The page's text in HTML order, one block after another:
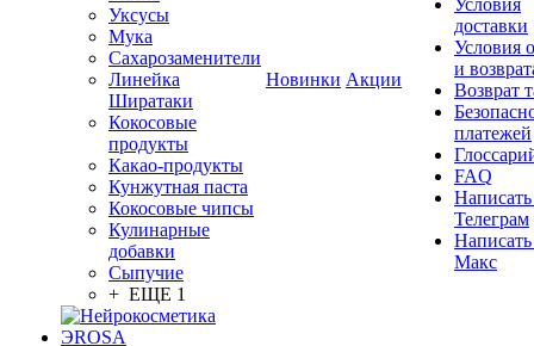
Уксусы
Мука
Сахарозаменители
Линейка
Ширатаки
Кокосовые
продукты
Какао-продукты
Кунжутная паста
Кокосовые чипсы
Кулинарные
добавки
Сыпучие
+ ЕЩЕ 1
Новинки Акции
Условия
доставки
Условия
и
Возврат
платежей
FAQ
Телеграм
Макс